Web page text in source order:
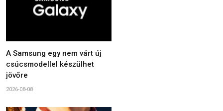
A Samsung egy nem várt új
csúcsmodellel készülhet
jövőre
2026-08-08